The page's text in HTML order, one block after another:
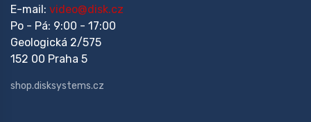
E-mail: video@disk.cz
Po - Pá: 9:00 - 17:00
Geologická 2/575
152 00 Praha 5
shop.disksystems.cz